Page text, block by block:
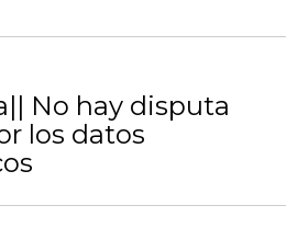
No hay disputa
los datos